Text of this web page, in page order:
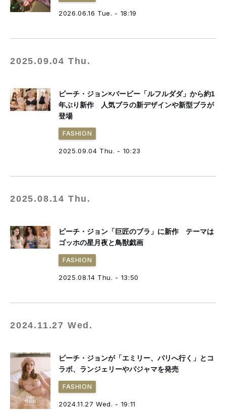
2026.06.16 Tue. - 18:19
2025.09.04 Thu.
ピーチ・ジョン×バービー「ルフルダダ」から約1
年ぶり新作 人気ブラの新デザインや新型ブラが
登場
FASHION
2025.09.04 Thu. - 10:23
2025.08.14 Thu.
ピーチ・ジョン「巨匠のブラ」に新作 テーマは
ゴッホの星月夜と鳥獣戯画
FASHION
2025.08.14 Thu. - 13:50
2024.11.27 Wed.
ピーチ・ジョンが「エミリー、パリへ行く」とコ
ラボ、ランジェリーやパジャマを発売
FASHION
2024.11.27 Wed. - 19:11